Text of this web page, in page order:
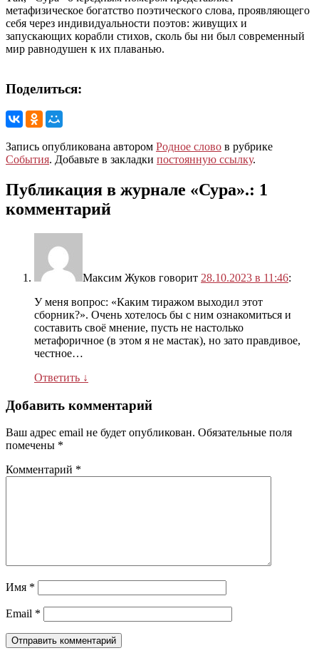
метафизическое богатство поэтического слова, проявляющего
себя через индивидуальности поэтов: живущих и
запускающих корабли стихов, сколь бы ни был современный
мир равнодушен к их плаванью.
Поделиться:
Запись опубликована автором Родное слово в рубрике
События. Добавьте в закладки постоянную ссылку.
Публикация в журнале «Сура».: 1
комментарий
Максим Жуков говорит 28.10.2023 в 11:46:
У меня вопрос: «Каким тиражом выходил этот
сборник?». Очень хотелось бы с ним ознакомиться и
составить своё мнение, пусть не настолько
метафоричное (в этом я не мастак), но зато правдивое,
честное…
Ответить ↓
Добавить комментарий
Ваш адрес email не будет опубликован. Обязательные поля
помечены *
Комментарий *
Имя *
Email *